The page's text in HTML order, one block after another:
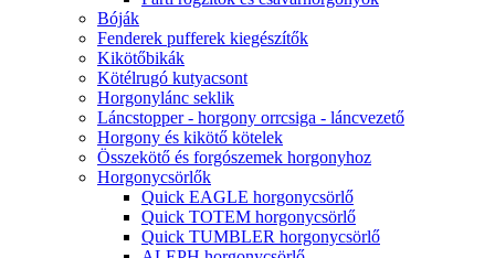
Bóják
Fenderek pufferek kiegészítők
Kikötőbikák
Kötélrugó kutyacsont
Horgonylánc seklik
Láncstopper - horgony orrcsiga - láncvezető
Horgony és kikötő kötelek
Összekötő és forgószemek horgonyhoz
Horgonycsörlők
Quick EAGLE horgonycsörlő
Quick TOTEM horgonycsörlő
Quick TUMBLER horgonycsörlő